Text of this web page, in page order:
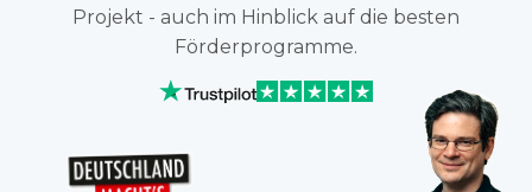
Projekt - auch im Hinblick auf die besten
Förderprogramme.